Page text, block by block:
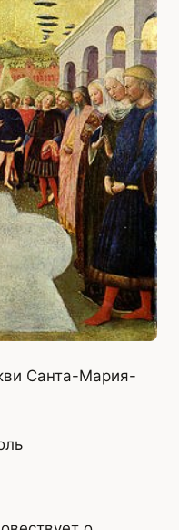
Санта-Мария-